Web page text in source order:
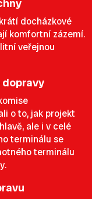
docházkové
komfortní zázemí.
veřejnou
o to, jak projekt
ale i v celé
terminálu se
terminálu